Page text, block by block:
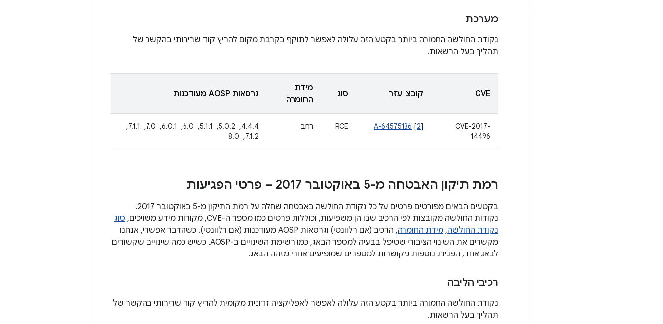
מערכת
נקודת החולשה החמורה ביותר בקטע הזה עלולה לאפשר לתוקף בקרבת מקום להריץ קוד שרירותי בהקשר של
תהליך בעל הרשאות.
CVE קובצי עזר סוג
מידת
החומרה
גרסאות AOSP מעודכנות
CVE-2017-
14496
A-64575136 [2]
RCE רחב
4.4.4, ‏ 5.0.2, ‏ 5.1.1, ‏ 6.0, ‏ 6.0.1, ‏ 7.0, ‏ 7.1.1, ‏
7.1.2, ‏ 8.0
רמת תיקון האבטחה מ-5 באוקטובר 2017 – פרטי הפגיעות
בקטעים הבאים מפורטים פרטים על כל נקודת החולשה באבטחה שחלה על רמת התיקון מ-5 באוקטובר 2017.
נקודות החולשה מקובצות לפי הרכיב שבו הן משפיעות, וכוללות פרטים כמו מספר ה-CVE, מקורות מידע משויכים,
סוג
נקודת החולשה, מידת החומרה
, הרכיב (אם רלוונטי) וגרסאות AOSP מעודכנות (אם רלוונטי). כשהדבר אפשרי, אנחנו
מקשרים את השינוי הציבורי שטיפל בבעיה למספר הבאג, כמו רשימת השינויים ב-AOSP. כשיש כמה שינויים שקשורים
לבאג אחד, הפניות נוספות מקושרות למספרים שמופיעים אחרי מזהה הבאג.
רכיבי הליבה
נקודת החולשה החמורה ביותר בקטע הזה עלולה לאפשר לאפליקציה זדונית מקומית להריץ קוד שרירותי בהקשר של
תהליך בעל הרשאות.